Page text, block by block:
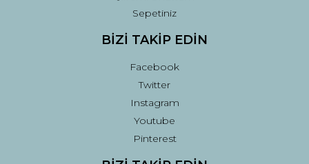
Sepetiniz
BİZİ TAKİP EDİN
Facebook
Twitter
Instagram
Youtube
Pinterest